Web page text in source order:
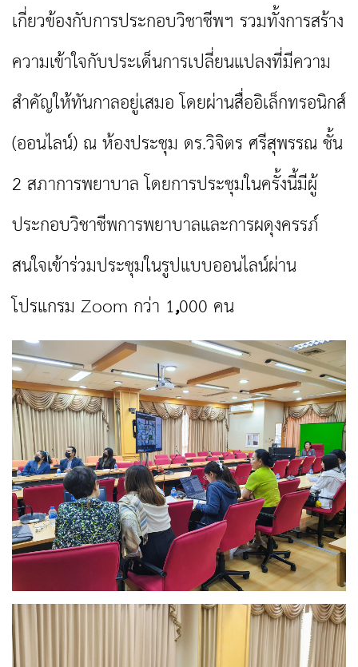
เกี่ยวข้องกับการประกอบวิชาชีพฯ รวมทั้งการสร้าง
ความเข้าใจกับประเด็นการเปลี่ยนแปลงที่มีความ
สำคัญให้ทันกาลอยู่เสมอ โดยผ่านสื่ออิเล็กทรอนิกส์
(ออนไลน์) ณ ห้องประชุม ดร.วิจิตร ศรีสุพรรณ ชั้น
2 สภาการพยาบาล โดยการประชุมในครั้งนี้มีผู้
ประกอบวิชาชีพการพยาบาลและการผดุงครรภ์
สนใจเข้าร่วมประชุมในรูปแบบออนไลน์ผ่าน
โปรแกรม Zoom กว่า 1,000 คน